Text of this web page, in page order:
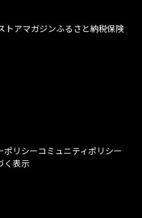
トアマガジンふるさと納税保険
ポリシーコミュニティポリシー
く表示